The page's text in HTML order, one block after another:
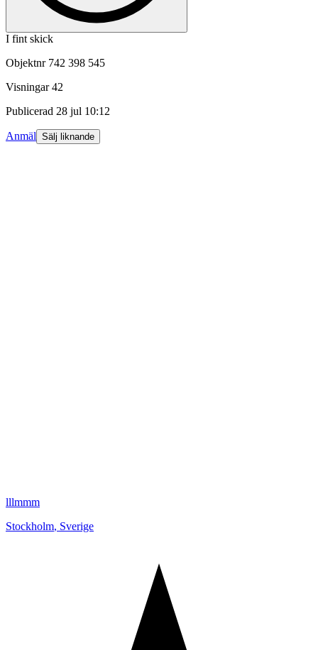
I fint skick
Objektnr 742 398 545
Visningar 42
Publicerad 28 jul 10:12
Anmäl Sälj liknande
lllmmm
Stockholm, Sverige